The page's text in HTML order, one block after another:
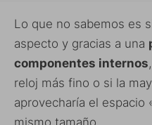
Lo que no sabemos es
aspecto y gracias a una
componentes internos
reloj más fino o si la
aprovecharía el espacio
mismo tamaño.